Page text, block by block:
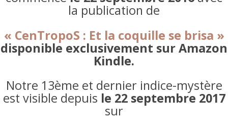
la publication de
« CenTropoS : Et la coquille se brisa »
disponible exclusivement sur Amazon
Kindle.
Notre 13ème et dernier indice-mystère
est visible depuis le 22 septembre 2017
sur